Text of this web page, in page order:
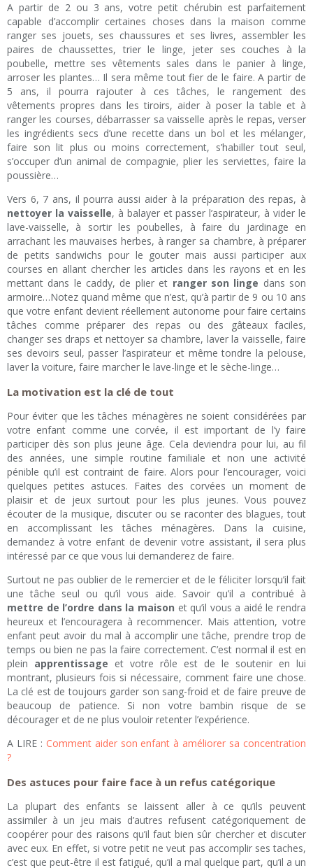
A partir de 2 ou 3 ans, votre petit chérubin est parfaitement
capable d’accomplir certaines choses dans la maison comme
ranger ses jouets, ses chaussures et ses livres, assembler les
paires de chaussettes, trier le linge, jeter ses couches à la
poubelle, mettre ses vêtements sales dans le panier à linge,
arroser les plantes… Il sera même tout fier de le faire. A partir de
5 ans, il pourra rajouter à ces tâches, le rangement des
vêtements propres dans les tiroirs, aider à poser la table et à
ranger les courses, débarrasser sa vaisselle après le repas, verser
les ingrédients secs d’une recette dans un bol et les mélanger,
faire son lit plus ou moins correctement, s’habiller tout seul,
s’occuper d’un animal de compagnie, plier les serviettes, faire la
poussière…
Vers 6, 7 ans, il pourra aussi aider à la préparation des repas, à
nettoyer la vaisselle, à balayer et passer l’aspirateur, à vider le
lave-vaisselle, à sortir les poubelles, à faire du jardinage en
arrachant les mauvaises herbes, à ranger sa chambre, à préparer
de petits sandwichs pour le gouter mais aussi participer aux
courses en allant chercher les articles dans les rayons et en les
mettant dans le caddy, de plier et ranger son linge dans son
armoire…Notez quand même que n’est, qu’à partir de 9 ou 10 ans
que votre enfant devient réellement autonome pour faire certains
tâches comme préparer des repas ou des gâteaux faciles,
changer ses draps et nettoyer sa chambre, laver la vaisselle, faire
ses devoirs seul, passer l’aspirateur et même tondre la pelouse,
laver la voiture, faire marcher le lave-linge et le sèche-linge…
La motivation est la clé de tout
Pour éviter que les tâches ménagères ne soient considérées par
votre enfant comme une corvée, il est important de l’y faire
participer dès son plus jeune âge. Cela deviendra pour lui, au fil
des années, une simple routine familiale et non une activité
pénible qu’il est contraint de faire. Alors pour l’encourager, voici
quelques petites astuces. Faites des corvées un moment de
plaisir et de jeux surtout pour les plus jeunes. Vous pouvez
écouter de la musique, discuter ou se raconter des blagues, tout
en accomplissant les tâches ménagères. Dans la cuisine,
demandez à votre enfant de devenir votre assistant, il sera plus
intéressé par ce que vous lui demanderez de faire.
Surtout ne pas oublier de le remercier et de le féliciter lorsqu’il fait
une tâche seul ou qu’il vous aide. Savoir qu’il a contribué à
mettre de l’ordre dans la maison et qu’il vous a aidé le rendra
heureux et l’encouragera à recommencer. Mais attention, votre
enfant peut avoir du mal à accomplir une tâche, prendre trop de
temps ou bien ne pas la faire correctement. C’est normal il est en
plein apprentissage et votre rôle est de le soutenir en lui
montrant, plusieurs fois si nécessaire, comment faire une chose.
La clé est de toujours garder son sang-froid et de faire preuve de
beaucoup de patience. Si non votre bambin risque de se
décourager et de ne plus vouloir retenter l’expérience.
A LIRE : Comment aider son enfant à améliorer sa concentration
?
Des astuces pour faire face à un refus catégorique
La plupart des enfants se laissent aller à ce qu’ils peuvent
assimiler à un jeu mais d’autres refusent catégoriquement de
coopérer pour des raisons qu’il faut bien sûr chercher et discuter
avec eux. En effet, si votre petit ne veut pas accomplir ses taches,
c’est que peut-être il est fatigué, qu’il a mal quelque part, qu’il a un